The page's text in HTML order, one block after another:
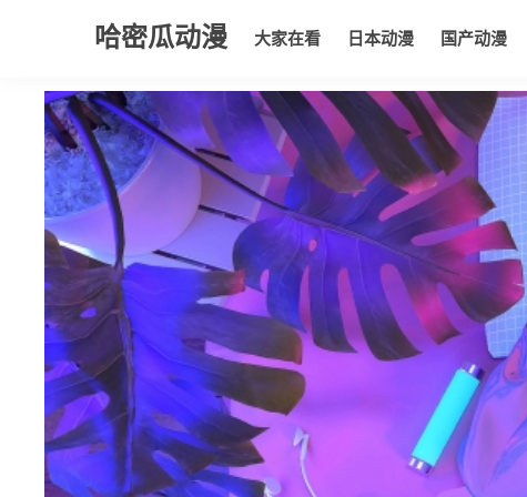
哈密瓜动漫 大家在看 日本动漫 国产动漫
大家在看 日本动漫 国产动漫 欧美动漫 动漫电影